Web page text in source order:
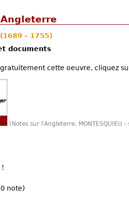
(1689 - 1755)
documents
cette oeuvre, cliquez
(Notes sur l'Angleterre, MONTESQUIEU
!
note)